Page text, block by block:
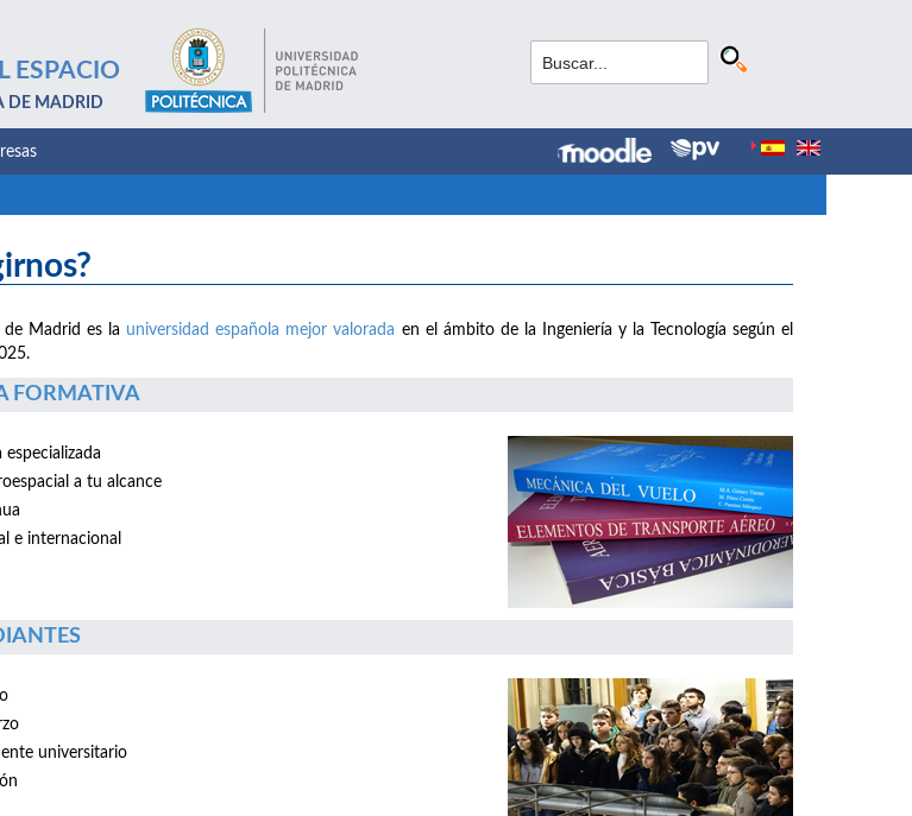
ESPACIO
DE MADRID
de Madrid es la universidad española mejor valorada en el ámbito de la Ingeniería y la Tecnología según el
FORMATIVA
a tu alcance
e internacional
universitario